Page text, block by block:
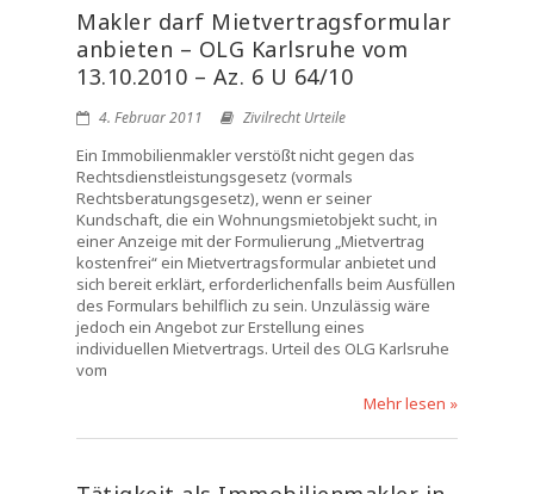
Makler darf Mietvertragsformular
anbieten – OLG Karlsruhe vom
13.10.2010 – Az. 6 U 64/10
4. Februar 2011 Zivilrecht Urteile
Ein Immobilienmakler verstößt nicht gegen das
Rechtsdienstleistungsgesetz (vormals
Rechtsberatungsgesetz), wenn er seiner
Kundschaft, die ein Wohnungsmietobjekt sucht, in
einer Anzeige mit der Formulierung „Mietvertrag
kostenfrei“ ein Mietvertragsformular anbietet und
sich bereit erklärt, erforderlichenfalls beim Ausfüllen
des Formulars behilflich zu sein. Unzulässig wäre
jedoch ein Angebot zur Erstellung eines
individuellen Mietvertrags. Urteil des OLG Karlsruhe
vom
Mehr lesen »